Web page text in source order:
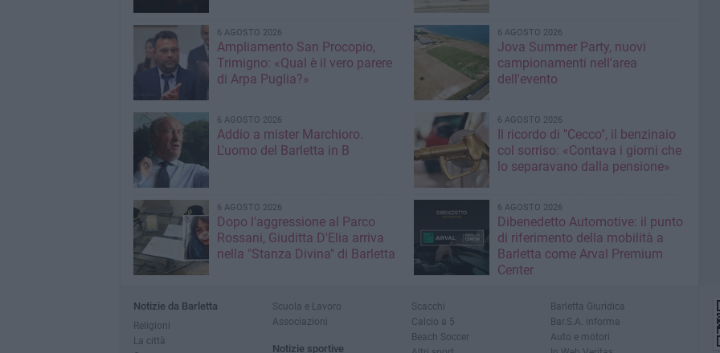
6 AGOSTO 2026
Ampliamento San Procopio,
Trimigno: «Qual è il vero parere
di Arpa Puglia?»
6 AGOSTO 2026
Jova Summer Party, nuovi
campionamenti nell'area
dell'evento
6 AGOSTO 2026
Addio a mister Marchioro.
L'uomo del Barletta in B
6 AGOSTO 2026
Il ricordo di "Cecco", il benzinaio
col sorriso: «Contava i giorni che
lo separavano dalla pensione»
6 AGOSTO 2026
Dopo l'aggressione al Parco
Rossani, Giuditta D'Elia arriva
nella "Stanza Divina" di Barletta
6 AGOSTO 2026
Dibenedetto Automotive: il punto
di riferimento della mobilità a
Barletta come Arval Premium
Center
Notizie da Barletta
Religioni
La città
Scuola e Lavoro
Associazioni
Notizie sportive
Scacchi
Calcio a 5
Beach Soccer
Barletta Giuridica
Bar.S.A. informa
Auto e motori